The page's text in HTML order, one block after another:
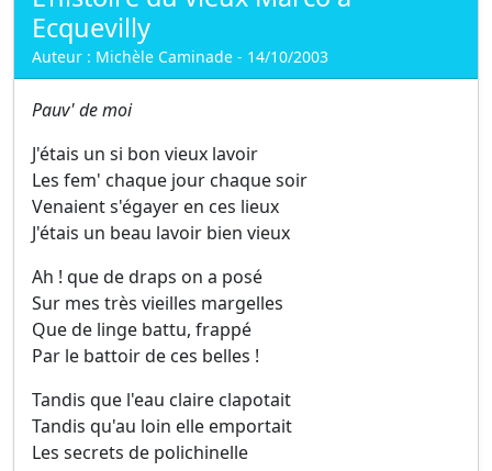
Ecquevilly
Auteur : Michèle Caminade - 14/10/2003
Pauv' de moi
J'étais un si bon vieux lavoir
Les fem' chaque jour chaque soir
Venaient s'égayer en ces lieux
J'étais un beau lavoir bien vieux
Ah ! que de draps on a posé
Sur mes très vieilles margelles
Que de linge battu, frappé
Par le battoir de ces belles !
Tandis que l'eau claire clapotait
Tandis qu'au loin elle emportait
Les secrets de polichinelle